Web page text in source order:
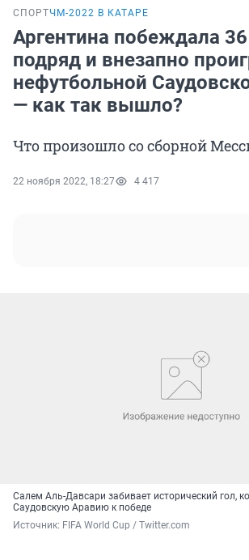
СПОРТЧМ-2022 В КАТАРЕ
Аргентина побеждала
подряд и внезапно
нефутбольной
— как так вышло?
Что произошло со сборной
22 ноября 2022, 18:27 4 417
Салем Аль-Давсари забивает исторический гол,
Саудовскую Аравию к победе
Источник: FIFA World Cup / Twitter.com